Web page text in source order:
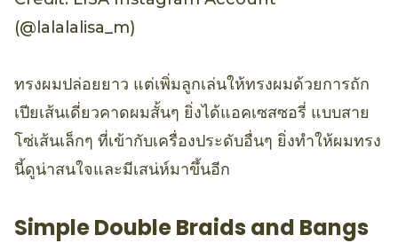
(@lalalalisa_m)
ทรงผมปล่อยยาว แต่เพิ่มลูกเล่นให้ทรงผมด้วยการถัก
เปียเส้นเดี่ยวคาดผมสั้นๆ ยิ่งได้แอคเซสซอรี่ แบบสาย
โซ่เส้นเล็กๆ ที่เข้ากับเครื่องประดับอื่นๆ ยิ่งทำให้ผมทรง
นี้ดูน่าสนใจและมีเสน่ห์มาขึ้นอีก
Simple Double Braids and Bangs